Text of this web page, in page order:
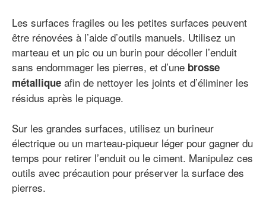
Les surfaces fragiles ou les petites surfaces peuvent
être rénovées à l’aide d’outils manuels. Utilisez un
marteau et un pic ou un burin pour décoller l’enduit
sans endommager les pierres, et d’une brosse
métallique afin de nettoyer les joints et d’éliminer les
résidus après le piquage.
Sur les grandes surfaces, utilisez un burineur
électrique ou un marteau-piqueur léger pour gagner du
temps pour retirer l’enduit ou le ciment. Manipulez ces
outils avec précaution pour préserver la surface des
pierres.